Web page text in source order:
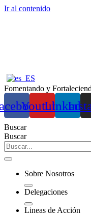
Ir al contenido
Fomentando y
YoutubeLinkedin
Buscar
Buscar
Sobre Nosotros
Delegaciones
Lineas de Acción